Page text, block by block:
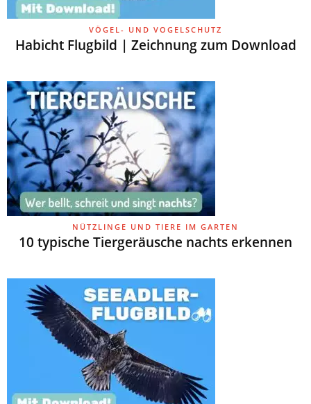
VÖGEL- UND VOGELSCHUTZ
Habicht Flugbild | Zeichnung zum Download
NÜTZLINGE UND TIERE IM GARTEN
10 typische Tiergeräusche nachts erkennen